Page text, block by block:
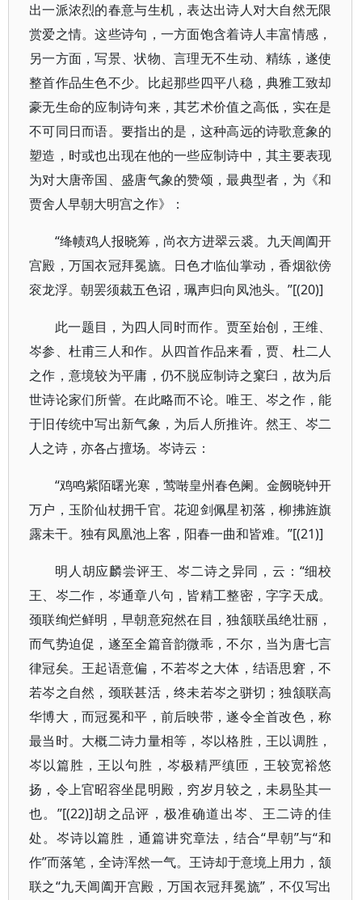
出一派浓烈的春意与生机，表达出诗人对大自然无限
赏爱之情。这些诗句，一方面饱含着诗人丰富情感，
另一方面，写景、状物、言理无不生动、精练，遂使
整首作品生色不少。比起那些四平八稳，典雅工致却
豪无生命的应制诗句来，其艺术价值之高低，实在是
不可同日而语。要指出的是，这种高远的诗歌意象的
塑造，时或也出现在他的一些应制诗中，其主要表现
为对大唐帝国、盛唐气象的赞颂，最典型者，为《和
贾舍人早朝大明宫之作》：
“绛帻鸡人报晓筹，尚衣方进翠云裘。九天阊阖开
宫殿，万国衣冠拜冕旒。日色才临仙掌动，香烟欲傍
衮龙浮。朝罢须裁五色诏，珮声归向凤池头。”[(20)]
此一题目，为四人同时而作。贾至始创，王维、
岑参、杜甫三人和作。从四首作品来看，贾、杜二人
之作，意境较为平庸，仍不脱应制诗之窠臼，故为后
世诗论家们所訾。在此略而不论。唯王、岑之作，能
于旧传统中写出新气象，为后人所推许。然王、岑二
人之诗，亦各占擅场。岑诗云：
“鸡鸣紫陌曙光寒，莺啭皇州春色阑。金阙晓钟开
万户，玉阶仙杖拥千官。花迎剑佩星初落，柳拂旌旗
露未干。独有凤凰池上客，阳春一曲和皆难。”[(21)]
明人胡应麟尝评王、岑二诗之异同，云：“细校
王、岑二作，岑通章八句，皆精工整密，字字天成。
颈联绚烂鲜明，早朝意宛然在目，独颔联虽绝壮丽，
而气势迫促，遂至全篇音韵微乖，不尔，当为唐七言
律冠矣。王起语意偏，不若岑之大体，结语思窘，不
若岑之自然，颈联甚活，终未若岑之骈切；独颔联高
华博大，而冠冕和平，前后映带，遂令全首改色，称
最当时。大概二诗力量相等，岑以格胜，王以调胜，
岑以篇胜，王以句胜，岑极精严缜匝，王较宽裕悠
扬，令上官昭容坐昆明殿，穷岁月较之，未易坠其一
也。”[(22)]胡之品评，极准确道出岑、王二诗的佳
处。岑诗以篇胜，通篇讲究章法，结合“早朝”与“和
作”而落笔，全诗浑然一气。王诗却于意境上用力，颔
联之“九天阊阖开宫殿，万国衣冠拜冕旒”，不仅写出